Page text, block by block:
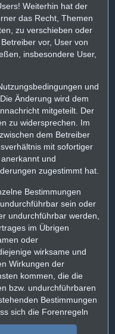
Weiterhin hat der
das Recht, Themen
zu verschieben oder
vor, User von
insbesondere User,
und
Änderung wird dem
mitgeteilt. Der
zu widersprechen. Im
dem Betreiber
mit sofortiger
und
zugestimmt hat.
Bestimmungen
sein oder
undurchführbar werden,
im Übrigen
oder
wirksame und
Wirkungen der
kommen, die die
bzw. undurchführbaren
Bestimmungen
sich die Forenregeln